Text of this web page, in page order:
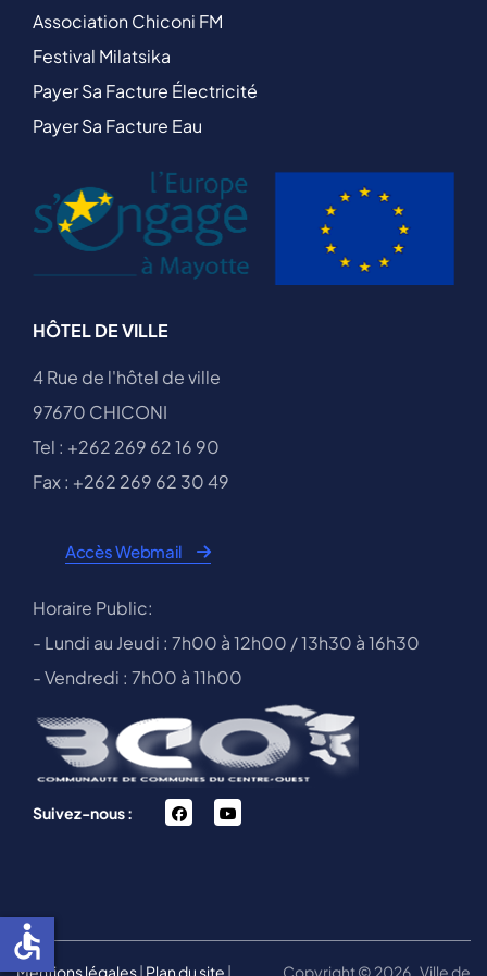
Association Chiconi FM
Festival Milatsika
Payer Sa Facture Électricité
Payer Sa Facture Eau
HÔTEL DE VILLE
4 Rue de l'hôtel de ville
97670 CHICONI
Tel : +262 269 62 16 90
Fax : +262 269 62 30 49
Accès Webmail
Horaire Public:
- Lundi au Jeudi : 7h00 à 12h00 / 13h30 à 16h30
- Vendredi : 7h00 à 11h00
Suivez-nous : facebook
You
Mentions légales| Plan du site | Copyright © 2026 , Ville de
accessible